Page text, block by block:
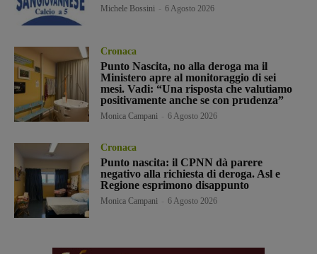
Michele Bossini 6 Agosto 2026
Cronaca
Punto Nascita, no alla deroga ma il
Ministero apre al monitoraggio di sei
mesi. Vadi: “Una risposta che valutiamo
positivamente anche se con prudenza”
Monica Campani 6 Agosto 2026
Cronaca
Punto nascita: il CPNN dà parere
negativo alla richiesta di deroga. Asl e
Regione esprimono disappunto
Monica Campani 6 Agosto 2026